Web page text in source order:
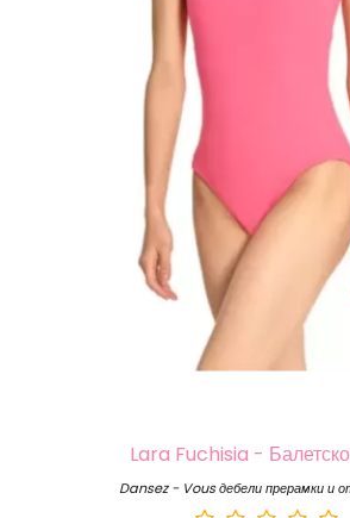
Lara Fuchisia -
Dansez - Vous дебели прерамки и